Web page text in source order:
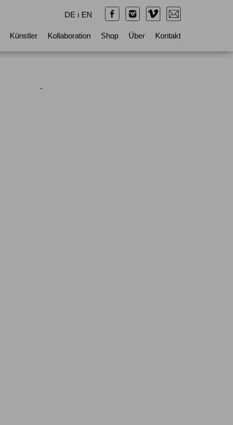
Künstler Kollaboration Shop Über Kontakt
DE ı EN
.